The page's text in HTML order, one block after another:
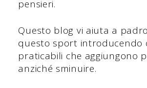
pensieri.
Questo blog vi aiuta a
questo sport introducendo
praticabili che aggiungono
anziché sminuire.